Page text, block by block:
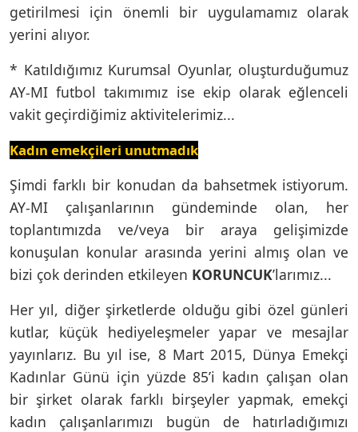
getirilmesi için önemli bir uygulamamız olarak
yerini alıyor.
* Katıldığımız Kurumsal Oyunlar, oluşturduğumuz
AY-MI futbol takımımız ise ekip olarak eğlenceli
vakit geçirdiğimiz aktivitelerimiz...
Kadın emekçileri unutmadık
Şimdi farklı bir konudan da bahsetmek istiyorum.
AY-MI çalışanlarının gündeminde olan, her
toplantımızda ve/veya bir araya gelişimizde
konuşulan konular arasında yerini almış olan ve
bizi çok derinden etkileyen KORUNCUK’larımız...
Her yıl, diğer şirketlerde olduğu gibi özel günleri
kutlar, küçük hediyeleşmeler yapar ve mesajlar
yayınlarız. Bu yıl ise, 8 Mart 2015, Dünya Emekçi
Kadınlar Günü için yüzde 85’i kadın çalışan olan
bir şirket olarak farklı birşeyler yapmak, emekçi
kadın çalışanlarımızı bugün de hatırladığımızı